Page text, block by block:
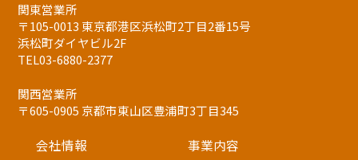
関東営業所
〒105-0013 東京都港区浜松町2丁目2番15号
浜松町ダイヤビル2F
TEL03-6880-2377
関西営業所
〒605-0905 京都市東山区豊浦町3丁目345
会社情報 事業内容